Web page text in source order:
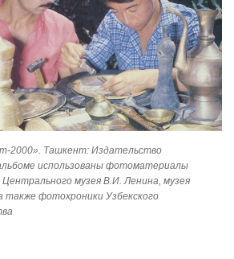
2000». Ташкент: Издательство
использованы фотоматериалы
музея В.И. Ленина, музея
фотохроники Узбекского